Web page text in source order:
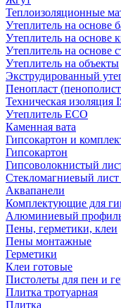
Теплоизоляционные
Утеплитель на основе
Утеплитель на основе
Утеплитель на основе
Утеплитель на объекты
Экструдированный
Пенопласт
Техническая изоляция
Утеплитель ECO
Каменная вата
Гипсокартон и
Гипсокартон
Гипсоволокнистый
Стекломагниевый
Аквапанели
Комплектующие для
Алюминиевый
Пены, герметики, клеи
Пены монтажные
Герметики
Клеи готовые
Пистолеты для пен и
Плитка тротуарная
Плитка